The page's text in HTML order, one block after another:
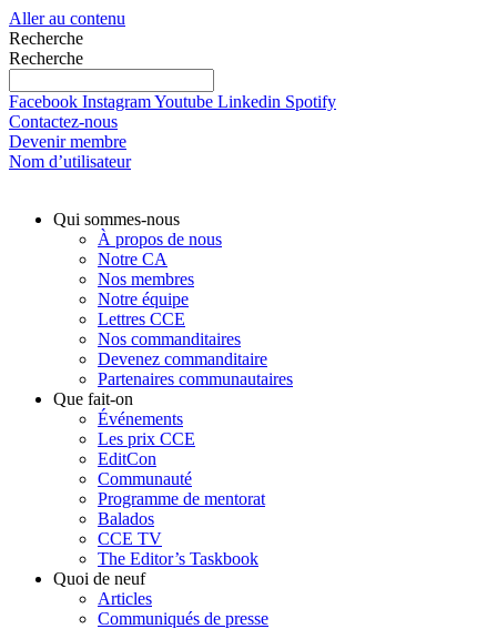
Aller au contenu
Recherche
Recherche
Facebook InstagramYoutube Linkedin Spotify
Contactez-nous
Devenir membre
Nom d’utilisateur
Qui sommes-nous
À propos de nous
Notre CA
Nos membres
Notre équipe
Lettres CCE
Nos commanditaires
Devenez commanditaire
Partenaires communautaires
Que fait-on
Événements
Les prix CCE
EditCon
Communauté
Programme de mentorat
Balados
CCE TV
The Editor’s Taskbook
Quoi de neuf
Articles
Communiqués de presse